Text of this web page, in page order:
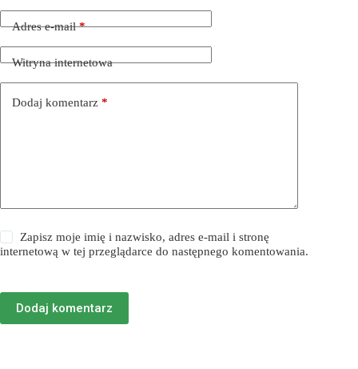
Adres e-mail*
Witryna internetowa
Dodaj komentarz *
Zapisz moje imię i nazwisko, adres e-mail i stronę
internetową w tej przeglądarce do następnego komentowania.
Dodaj komentarz